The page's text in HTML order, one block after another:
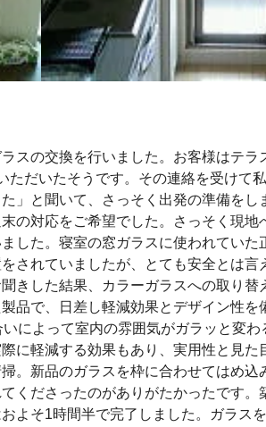
スの交換を行いました。お客様はテラ
だいたそうです。その連絡を受けて
」と聞いて、さっそく出発の準備をし
の対応をご希望でした。さっそく現地
した。寝室の窓ガラスに使われていた
されていましたが、とても安全とは言
きした結果、カラーガラスへの取り替
品で、日差し軽減効果とデザイン性を
によって室内の雰囲気がガラッと変
に軽減する効果もあり、実用性と見た
。新品のガラスを枠に合わせてはめ込
くださったのがありがたかったです。
よそ1時間半で完了しました。ガラス